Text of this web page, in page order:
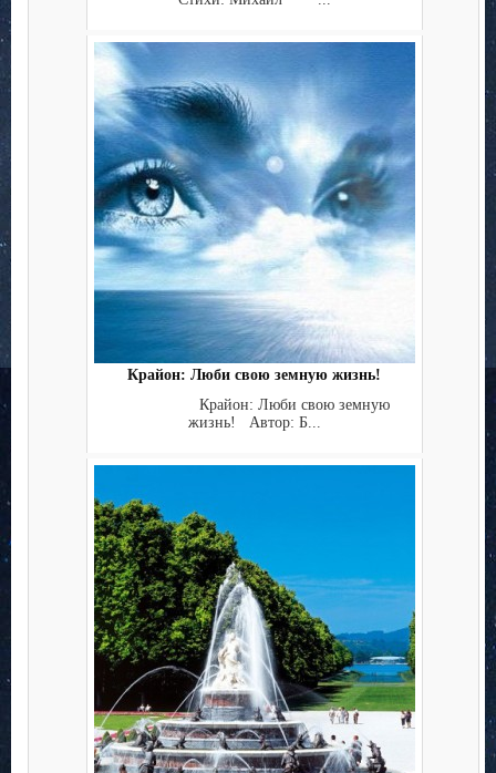
Крайон: Люби свою земную жизнь!
Крайон: Люби свою земную
жизнь! Автор: Б...